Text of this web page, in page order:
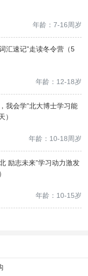
年龄： 7-16周岁
汇速记”走读冬令营（5
年龄： 12-18岁
我会学”北大博士学习能
）
年龄： 10-18周岁
励志未来”学习动力激发
年龄： 10-15岁